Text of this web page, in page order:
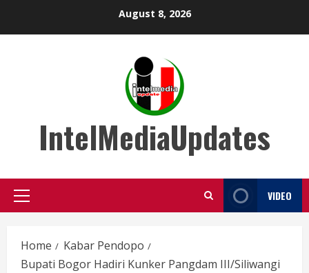
August 8, 2026
IntelMediaUpdates
Primary
VIDEO
Home
Kabar Pendopo
Bupati Bogor Hadiri Kunker Pangdam III/Siliwangi